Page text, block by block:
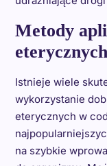
Metody
eterycznych
Istnieje wiele
wykorzystanie
eterycznych w
na szybkie